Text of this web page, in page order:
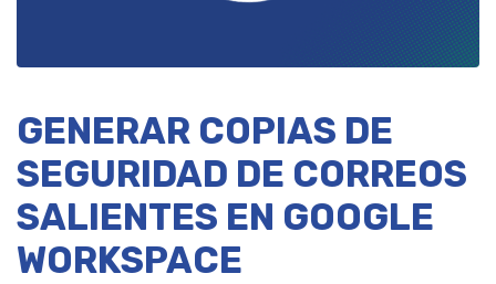
GENERAR COPIAS DE
SEGURIDAD DE CORREOS
SALIENTES EN GOOGLE
WORKSPACE